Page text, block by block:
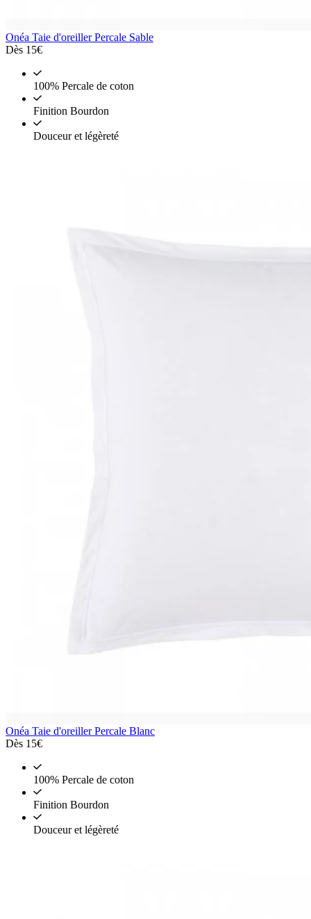
Onéa Taie d'oreiller Percale Sable
Dès 15€
100% Percale de coton
Finition Bourdon
Douceur et légèreté
Onéa Taie d'oreiller Percale Blanc
Dès 15€
100% Percale de coton
Finition Bourdon
Douceur et légèreté